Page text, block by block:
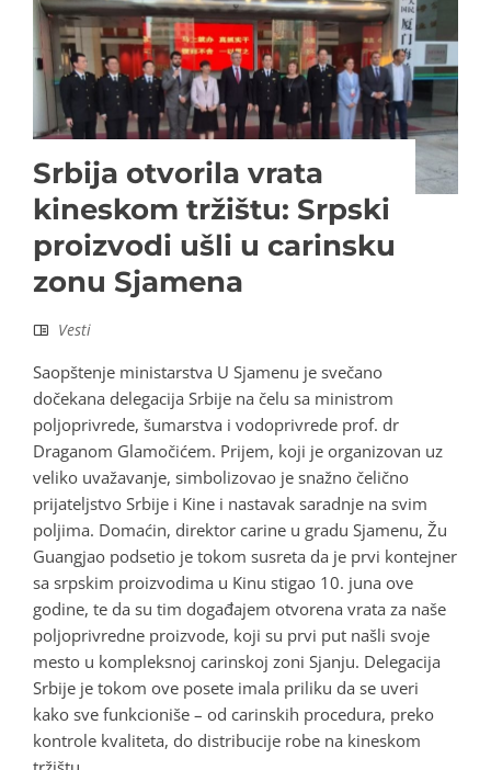
Srbija otvorila vrata
kineskom tržištu: Srpski
proizvodi ušli u carinsku
zonu Sjamena
Vesti
Saopštenje ministarstva U Sjamenu je svečano
dočekana delegacija Srbije na čelu sa ministrom
poljoprivrede, šumarstva i vodoprivrede prof. dr
Draganom Glamočićem. Prijem, koji je organizovan uz
veliko uvažavanje, simbolizovao je snažno čelično
prijateljstvo Srbije i Kine i nastavak saradnje na svim
poljima. Domaćin, direktor carine u gradu Sjamenu, Žu
Guangjao podsetio je tokom susreta da je prvi kontejner
sa srpskim proizvodima u Kinu stigao 10. juna ove
godine, te da su tim događajem otvorena vrata za naše
poljoprivredne proizvode, koji su prvi put našli svoje
mesto u kompleksnoj carinskoj zoni Sjanju. Delegacija
Srbije je tokom ove posete imala priliku da se uveri
kako sve funkcioniše – od carinskih procedura, preko
kontrole kvaliteta, do distribucije robe na kineskom